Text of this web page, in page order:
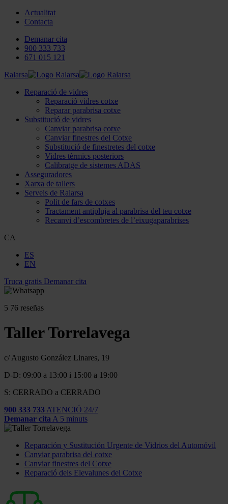
Actualitat
Contacta
Demanar cita
900 333 733
671 015 121
Ralarsa
Reparació de vidres
Reparació vidres cotxe
Reparar parabrisa cotxe
Substitució de vidres
Canviar parabrisa cotxe
Canviar finestres del Cotxe
Substitució de finestretes del cotxe
Vidres tèrmics posteriors
Calibratge de sistemes ADAS
Asseguradores
Xarxa de tallers
Serveis de Ralarsa
Polit de fars de cotxes
Tractament antipluja al parabrisa del teu cotxe
Recanvi d’escombretes de l’eixugaparabrises
CA
ES
EN
Truca gratis Demanar cita
5 76 reseñas
Taller Torrelavega
c/ Augusto González Linares, 19
D-D: 09:00 a 13:00 i 15:00 a 19:00
S: CERRADO a CERRADO
900 333 733 ATENCIÓ 24/7
Demanar cita A 5 minuts
Reparación y Sustitución Urgente de Vidrios del Automóvil
Canviar parabrisa del cotxe
Canviar finestres del Cotxe
Reparació dels Elevalunes del Cotxe